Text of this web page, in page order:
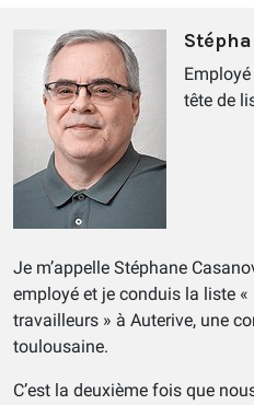
Employé
tête de
Je m’appelle Stéphane
employé et je conduis la liste
travailleurs » à Auterive, une
toulousaine.
C’est la deuxième fois que